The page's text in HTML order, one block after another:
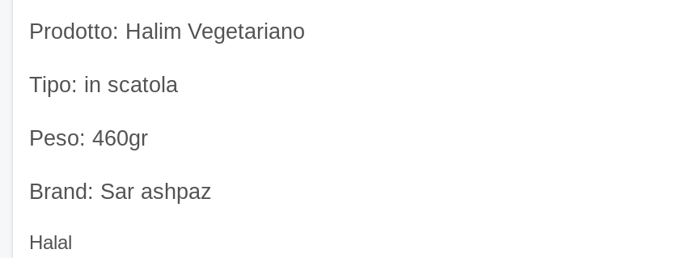
Prodotto: Halim Vegetariano
Tipo: in scatola
Peso: 460gr
Brand: Sar ashpaz
Halal